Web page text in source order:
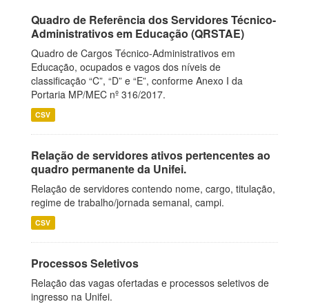
Quadro de Referência dos Servidores Técnico-
Administrativos em Educação (QRSTAE)
Quadro de Cargos Técnico-Administrativos em
Educação, ocupados e vagos dos níveis de
classificação “C”, “D” e “E”, conforme Anexo I da
Portaria MP/MEC nº 316/2017.
CSV
Relação de servidores ativos pertencentes ao
quadro permanente da Unifei.
Relação de servidores contendo nome, cargo, titulação,
regime de trabalho/jornada semanal, campi.
CSV
Processos Seletivos
Relação das vagas ofertadas e processos seletivos de
ingresso na Unifei.